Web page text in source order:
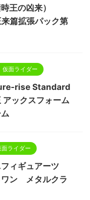
時王の凶来）
拡張パック第
面ライダー
rise Standard
ックスフォーム
ライダー
フィギュアーツ
ワン メタルクラ